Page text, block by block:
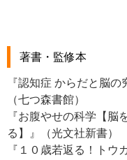
著書・監修本
『認知症 からだと脳
（七つ森書館）
『お腹やせの科学【脳
る】』（光文社新書）
『１０歳若返る！トウ